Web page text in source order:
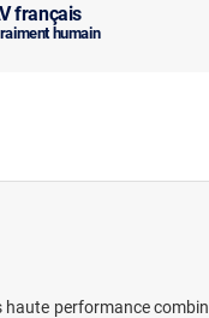
français
humain
performance